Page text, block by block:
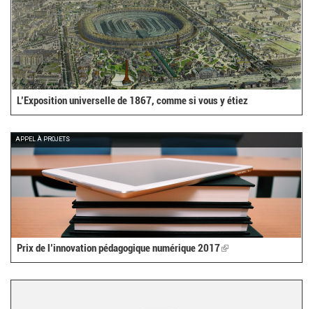
L’Exposition universelle de 1867, comme si vous y étiez
APPEL À PROJETS
Prix de l’innovation pédagogique numérique 2017(link
is